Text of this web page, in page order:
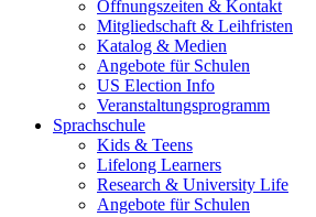
Öffnungszeiten & Kontakt
Mitgliedschaft & Leihfristen
Katalog & Medien
Angebote für Schulen
US Election Info
Veranstaltungsprogramm
Sprachschule
Kids & Teens
Lifelong Learners
Research & University Life
Angebote für Schulen